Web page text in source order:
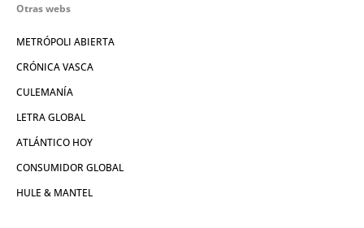
Otras webs
METRÓPOLI ABIERTA
CRÓNICA VASCA
CULEMANÍA
LETRA GLOBAL
ATLÁNTICO HOY
CONSUMIDOR GLOBAL
HULE & MANTEL